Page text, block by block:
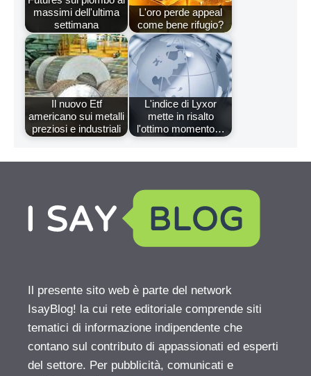
massimi dell'ultima
settimana
L'oro perde appeal
come bene rifugio?
Il nuovo Etf
americano sui metalli
preziosi e industriali
L'indice di Lyxor
mette in risalto
l'ottimo momento…
Il presente sito web è parte del network
IsayBlog! la cui rete editoriale comprende siti
tematici di informazione indipendente che
contano sul contributo di appassionati ed esperti
del settore. Per pubblicità, comunicati e